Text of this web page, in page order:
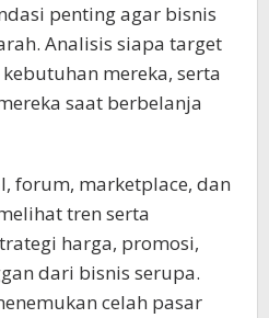
penting agar bisnis
Analisis siapa target
mereka, serta
saat berbelanja
forum, marketplace, dan
tren serta
harga, promosi,
dari bisnis serupa.
celah pasar